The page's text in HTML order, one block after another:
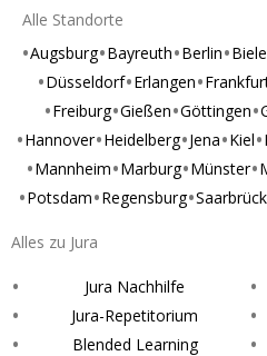
Alle Standorte
Augsburg Bayreuth Berlin
Düsseldorf Erlangen
Freiburg Gießen Göttingen
Hannover Heidelberg Jena Kiel
Mannheim Marburg Münster
Potsdam Regensburg
Alles zu Jura
Jura Nachhilfe
Jura-Repetitorium
Blended Learning